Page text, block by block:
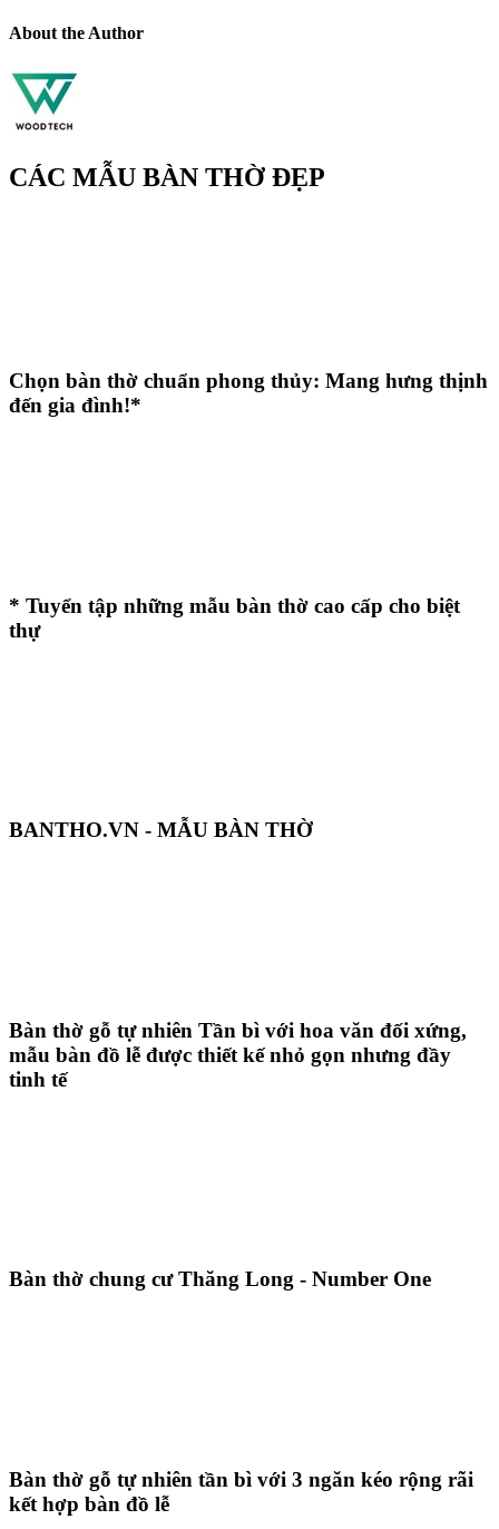
About the Author
CÁC MẪU BÀN THỜ ĐẸP
Chọn bàn thờ chuẩn phong thủy: Mang hưng thịnh
đến gia đình!*
* Tuyển tập những mẫu bàn thờ cao cấp cho biệt
thự
BANTHO.VN - MẪU BÀN THỜ
Bàn thờ gỗ tự nhiên Tần bì với hoa văn đối xứng,
mẫu bàn đồ lễ được thiết kế nhỏ gọn nhưng đầy
tinh tế
Bàn thờ chung cư Thăng Long - Number One
Bàn thờ gỗ tự nhiên tần bì với 3 ngăn kéo rộng rãi
kết hợp bàn đồ lễ